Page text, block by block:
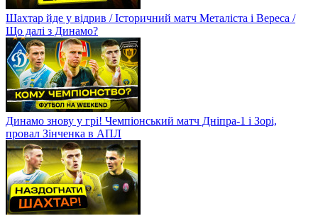
Шахтар йде у відрив / Історичний матч Металіста і Вереса /
Що далі з Динамо?
Динамо знову у грі! Чемпіонський матч Дніпра-1 і Зорі,
провал Зінченка в АПЛ